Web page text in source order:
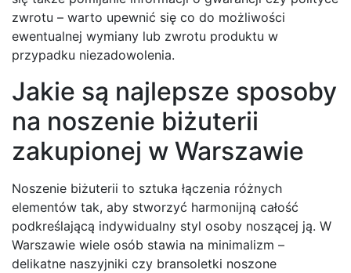
zwrotu – warto upewnić się co do możliwości
ewentualnej wymiany lub zwrotu produktu w
przypadku niezadowolenia.
Jakie są najlepsze sposoby
na noszenie biżuterii
zakupionej w Warszawie
Noszenie biżuterii to sztuka łączenia różnych
elementów tak, aby stworzyć harmonijną całość
podkreślającą indywidualny styl osoby noszącej ją. W
Warszawie wiele osób stawia na minimalizm –
delikatne naszyjniki czy bransoletki noszone